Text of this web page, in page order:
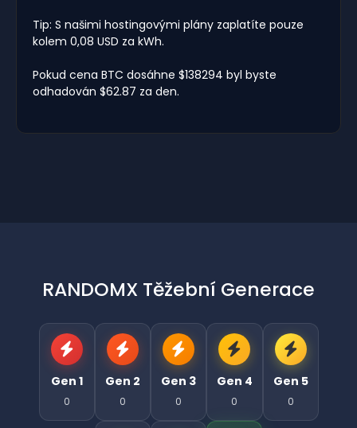
Tip: S našimi hostingovými plány zaplatíte pouze
kolem 0,08 USD za kWh.
Pokud cena BTC dosáhne $138294 byl byste
odhadován $62.87 za den.
RANDOMX Těžební Generace
Gen 1
0
Gen 2
0
Gen 3
0
Gen 4
0
Gen 5
0